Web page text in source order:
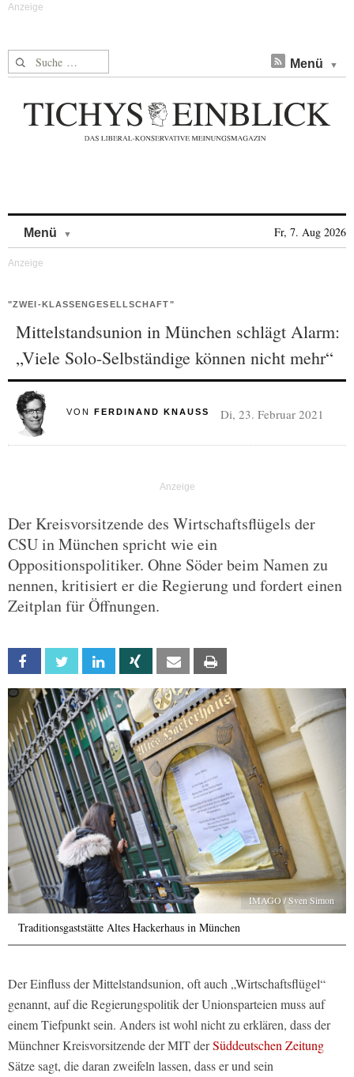
Suche nach: Menü
Menü Fr, 7. Aug 2026
"ZWEI-KLASSENGESELLSCHAFT"
Mittelstandsunion in München schlägt Alarm:
„Viele Solo-Selbständige können nicht mehr“
VON FERDINAND KNAUSS Di, 23. Februar 2021
Der Kreisvorsitzende des Wirtschaftsflügels der
CSU in München spricht wie ein
Oppositionspolitiker. Ohne Söder beim Namen zu
nennen, kritisiert er die Regierung und fordert einen
Zeitplan für Öffnungen.
Facebook Twitter Linkedin Xing Email
IMAGO / Sven Simon
Traditionsgaststätte Altes Hackerhaus in München
Der Einfluss der Mittelstandsunion, oft auch „Wirtschaftsflügel“
genannt, auf die Regierungspolitik der Unionsparteien muss auf
einem Tiefpunkt sein. Anders ist wohl nicht zu erklären, dass der
Münchner Kreisvorsitzende der MIT derSüddeutschen Zeitung
Sätze sagt, die daran zweifeln lassen, dass er und sein